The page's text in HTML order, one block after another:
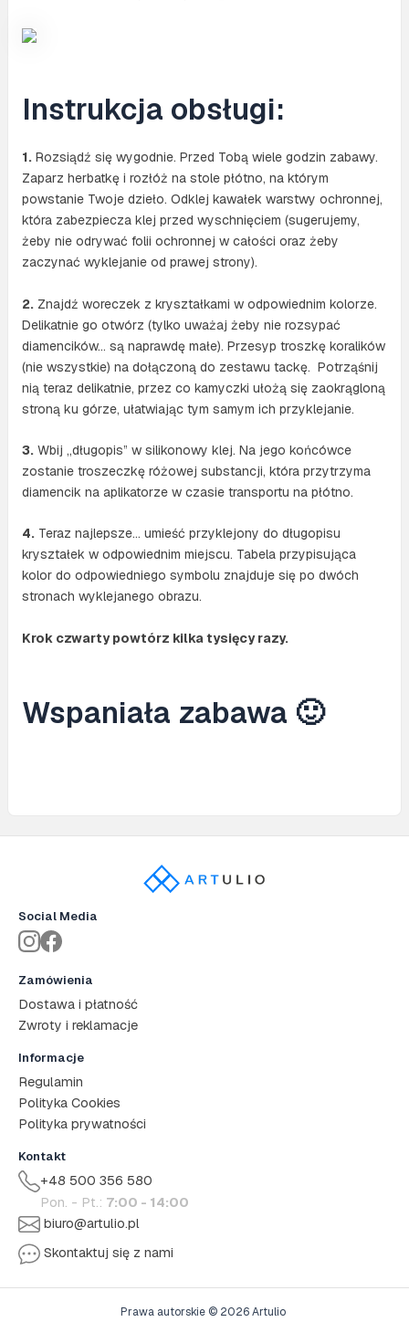
Instrukcja obsługi:
1.Rozsiądź się wygodnie. Przed Tobą wiele godzin zabawy.
Zaparz herbatkę i rozłóż na stole płótno, na którym
powstanie Twoje dzieło. Odklej kawałek warstwy ochronnej,
która zabezpiecza klej przed wyschnięciem (sugerujemy,
żeby nie odrywać folii ochronnej w całości oraz żeby
zaczynać wyklejanie od prawej strony).
2.Znajdź woreczek z kryształkami w odpowiednim kolorze.
Delikatnie go otwórz (tylko uważaj żeby nie rozsypać
diamencików… są naprawdę małe). Przesyp troszkę koralików
(nie wszystkie) na dołączoną do zestawu tackę. Potrząśnij
nią teraz delikatnie, przez co kamyczki ułożą się zaokrągloną
stroną ku górze, ułatwiając tym samym ich przyklejanie.
3.Wbij „długopis” w silikonowy klej. Na jego końcówce
zostanie troszeczkę różowej substancji, która przytrzyma
diamencik na aplikatorze w czasie transportu na płótno.
4.Teraz najlepsze… umieść przyklejony do długopisu
kryształek w odpowiednim miejscu. Tabela przypisująca
kolor do odpowiedniego symbolu znajduje się po dwóch
stronach wyklejanego obrazu.
Krok czwarty powtórz kilka tysięcy razy.
Wspaniała zabawa 🙂
Zamówienia
Dostawa i płatność
Zwroty i reklamacje
Informacje
Regulamin
Polityka Cookies
Polityka prywatności
Kontakt
+48 500 356 580
Pon. - Pt.: 7:00 - 14:00
biuro@artulio.pl
Skontaktuj się z nami
Social Media
Prawa autorskie © 2026 Artulio